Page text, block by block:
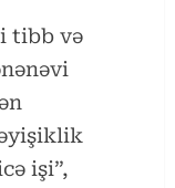
tibb və
işi”,